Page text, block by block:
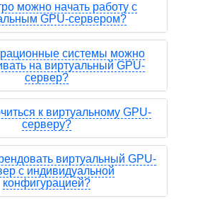
можно начать работу с
GPU-сервером?
системы можно
на виртуальный GPU-
сервер?
к виртуальному GPU-
серверу?
виртуальный GPU-
с индивидуальной
конфигурацией?